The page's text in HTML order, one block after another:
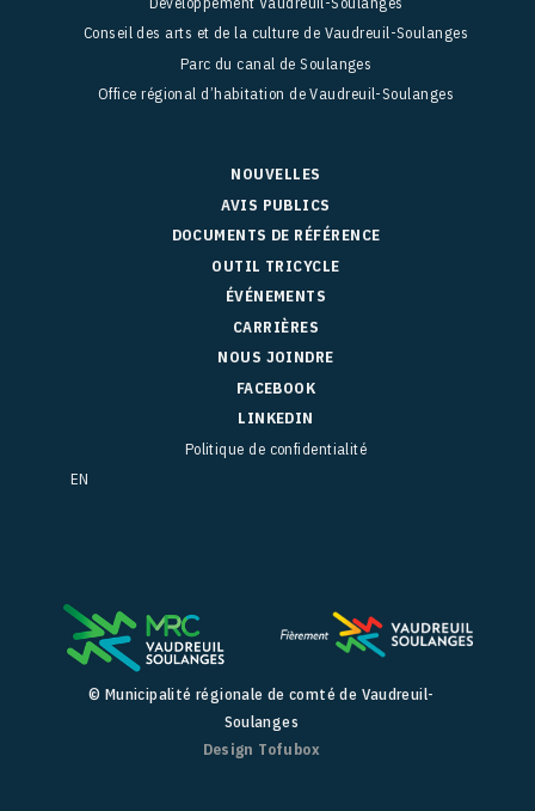
Conseil des arts et de la culture de Vaudreuil-Soulanges
Parc du canal de Soulanges
Office régional d’habitation de Vaudreuil-Soulanges
NOUVELLES
AVIS PUBLICS
DOCUMENTS DE RÉFÉRENCE
OUTIL TRICYCLE
ÉVÉNEMENTS
CARRIÈRES
NOUS JOINDRE
FACEBOOK
LINKEDIN
Politique de confidentialité
EN
© Municipalité régionale de comté de Vaudreuil-
Soulanges
Design Tofubox